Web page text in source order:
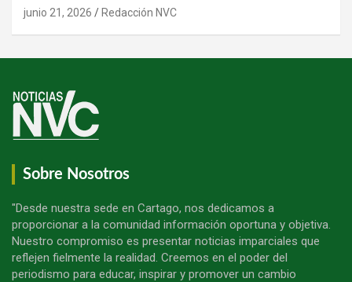
junio 21, 2026 Redacción NVC
Sobre Nosotros
"Desde nuestra sede en Cartago, nos dedicamos a
proporcionar a la comunidad información oportuna y objetiva.
Nuestro compromiso es presentar noticias imparciales que
reflejen fielmente la realidad. Creemos en el poder del
periodismo para educar, inspirar y promover un cambio